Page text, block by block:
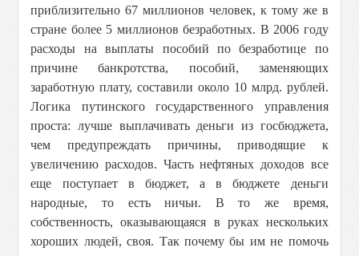
приблизительно 67 миллионов человек, к тому же в
стране более 5 миллионов безработных. В 2006 году
расходы на выплаты пособий по безработице по
причине банкротства, пособий, заменяющих
заработную плату, составили около 10 млрд. рублей.
Логика путинского государственного управления
проста: лучше выплачивать деньги из госбюджета,
чем предупреждать причины, приводящие к
увеличению расходов. Часть нефтяных доходов все
еще поступает в бюджет, а в бюджете деньги
народные, то есть ничьи. В то же время,
собственность, оказывающаяся в руках нескольких
хороших людей, своя. Так почему бы им не помочь